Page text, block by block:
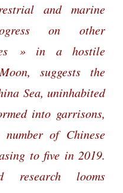
and marine
on other
» in a hostile
suggests the
Sea, uninhabited
into garrisons,
of Chinese
to five in 2019.
research looms